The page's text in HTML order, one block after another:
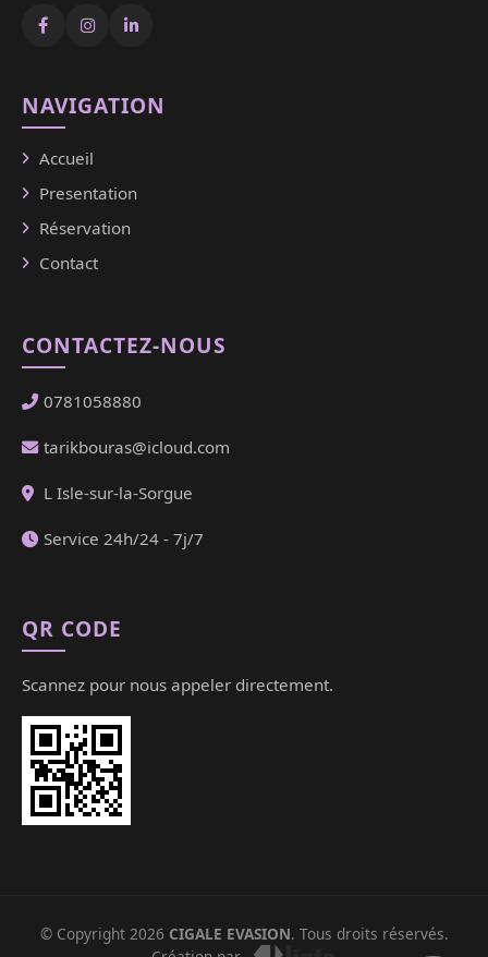
NAVIGATION
Accueil
Presentation
Réservation
Contact
CONTACTEZ-NOUS
0781058880
tarikbouras@icloud.com
L Isle-sur-la-Sorgue
Service 24h/24 - 7j/7
QR CODE
Scannez pour nous appeler directement.
© Copyright 2026 CIGALE EVASION. Tous droits réservés.